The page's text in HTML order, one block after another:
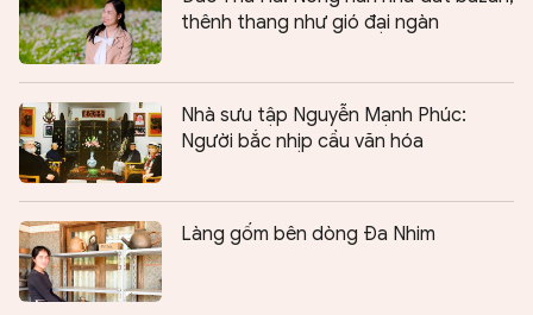
thênh thang như gió đại ngàn
Nhà sưu tập Nguyễn Mạnh Phúc:
Người bắc nhịp cầu văn hóa
Làng gốm bên dòng Đa Nhim